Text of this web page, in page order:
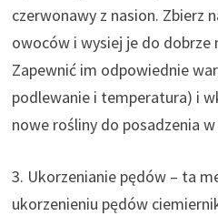
czerwonawy z nasion. Zbierz
owoców i wysiej je do dobrze
Zapewnić im odpowiednie
podlewanie i temperatura) i
nowe rośliny do posadzenia
3. Ukorzenianie pędów – ta
ukorzenieniu pędów